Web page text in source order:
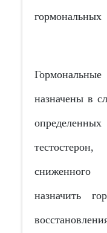
гормональных
назначены в
назначить